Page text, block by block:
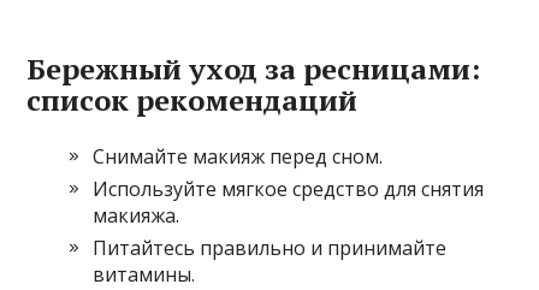
Бережный уход за ресницами:
список рекомендаций
Снимайте макияж перед сном.
Используйте мягкое средство для снятия
макияжа.
Питайтесь правильно и принимайте
витамины.